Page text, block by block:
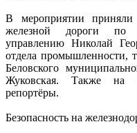
В мероприятии приняли
железной дороги по
управлению Николай
отдела промышленности,
Беловского
Жуковская. Также на
репортёры.
Безопасность на